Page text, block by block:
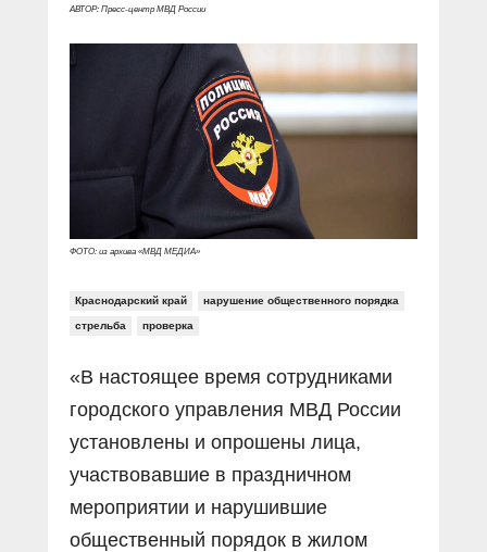
Социальные ролики
Документальные фильмы
Прямой разговор
Специальный репортаж
КиберПОСТОВОЙ
Журнал «Полиция России»
АВТОР: Пресс-центр МВД России
ФОТО: из архива «МВД МЕДИА»
Краснодарский край нарушение общественного порядка
стрельба проверка
«В настоящее время сотрудниками
городского управления МВД России
установлены и опрошены лица,
участвовавшие в праздничном
мероприятии и нарушившие
общественный порядок в жилом